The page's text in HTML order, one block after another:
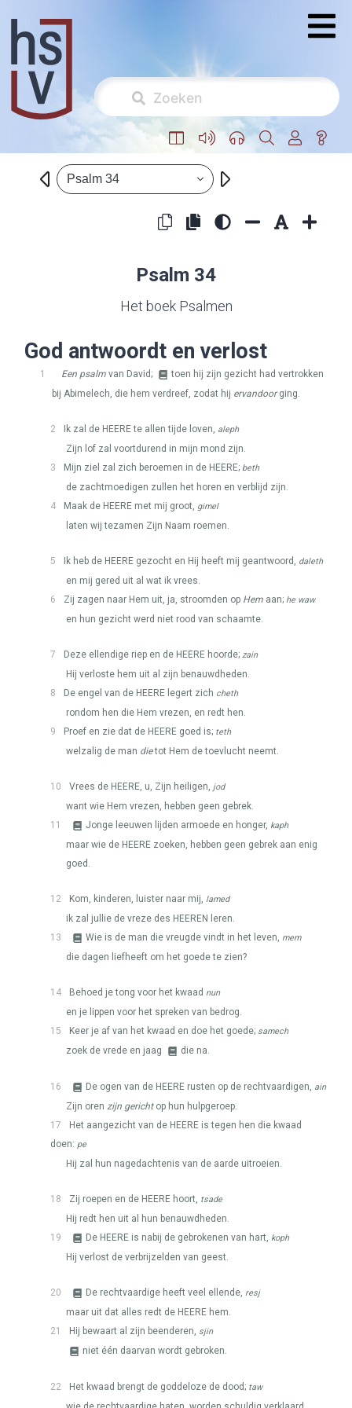
Psalm 34
Psalm 34
Het boek Psalmen
God antwoordt en verlost
1 Een psalm van David;
toen hij zijn gezicht had vertrokken
bij Abimelech, die hem verdreef, zodat hij ervandoorging.
2 Ik zal de HEEREte allen tijde loven, aleph
Zijn lof zal voortdurend in mijn mond zijn.
3
Mijn ziel zal zich beroemen in de HEERE; beth
de zachtmoedigen zullen het horen en verblijd zijn.
4
Maak de HEERE met mij groot, gimel
laten wij tezamen Zijn Naam roemen.
5 Ik heb de HEERE gezocht en Hij heeft mij geantwoord, daleth
en mij gered uit al wat ik vrees.
6
Zij zagen naar Hem uit, ja, stroomden op Hem aan; he waw
en hun gezicht werd niet rood van schaamte.
7 Deze ellendige riep en de HEERE hoorde; zain
Hij verloste hem uit al zijn benauwdheden.
8
De engel van de HEERE legert zich cheth
rondom hen die Hem vrezen, en redt hen.
9
Proef en zie dat de HEERE goed is; teth
welzalig de man dietot Hem de toevlucht neemt.
10 Vrees de HEERE, u, Zijn heiligen, jod
want wie Hem vrezen, hebben geen gebrek.
11
Jonge leeuwen lijden armoede en honger, kaph
maar wie de HEERE zoeken, hebben geen gebrek aan enig
goed.
12 Kom, kinderen, luister naar mij, lamed
ik zal jullie de vreze des HEEREN
leren.
13
Wie is de man die vreugde vindt in het leven, mem
die dagen liefheeft om het goede te zien?
14 Behoed je tong voor het kwaad nun
en je lippen voor het spreken van bedrog.
15
Keer je af van het kwaad en doe het goede; samech
zoek de vrede en jaag die na.
16 De ogen van de HEERE rusten op de rechtvaardigen, ain
Zijn oren zijn gerichtop hun hulpgeroep.
17
Het aangezicht van de HEERE is tegen hen die kwaad
doen: pe
Hij zal hun nagedachtenis van de aarde uitroeien.
18 Zij roepen en de HEERE hoort, tsade
Hij redt hen uit al hun benauwdheden.
19
De HEERE is nabij de gebrokenen van hart, koph
Hij verlost de verbrijzelden van geest.
20 De rechtvaardige heeft veel ellende, resj
maar uit dat alles redt de HEERE hem.
21
Hij bewaart al zijn beenderen, sjin
niet één daarvan wordt gebroken.
22 Het kwaad brengt de goddeloze de dood; taw